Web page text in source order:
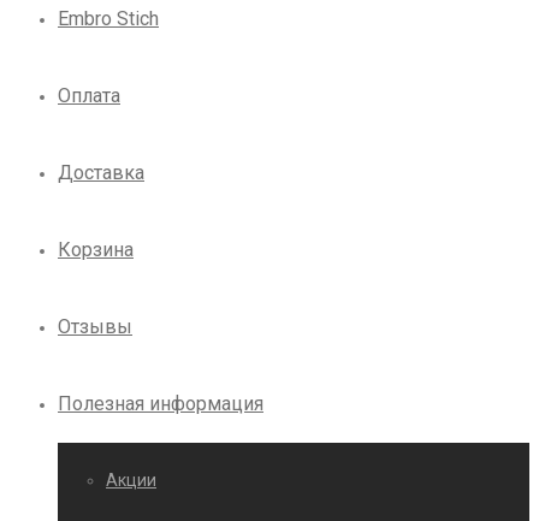
Embro Stich
Оплата
Доставка
Корзина
Отзывы
Полезная информация
Акции